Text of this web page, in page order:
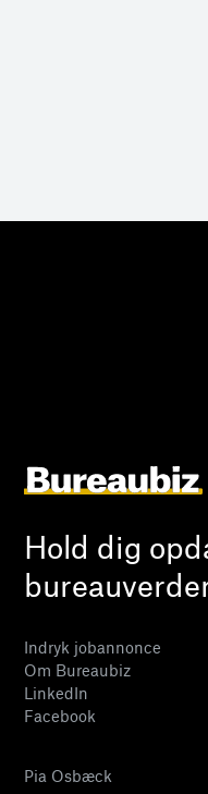
Hold dig
Indryk jobannonce
Om Bureaubiz
LinkedIn
Facebook
Pia Osbæck